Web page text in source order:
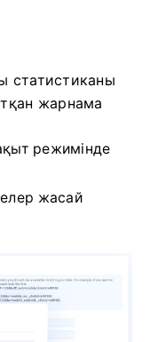
статистиканы
жарнама
режимінде
жасай